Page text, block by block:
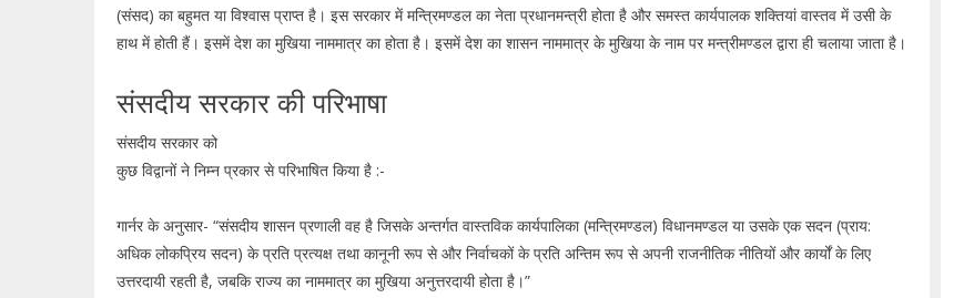
(संसद) का बहुमत या विश्वास प्राप्त है। इस सरकार में मन्त्रिमण्डल का नेता प्रधानमन्त्री होता है और समस्त कार्यपालक शक्तियां वास्तव में उसी के
हाथ में होती हैं। इसमें देश का मुखिया नाममात्र का होता है। इसमें देश का शासन नाममात्र के मुखिया के नाम पर मन्त्रीमण्डल द्वारा ही चलाया जाता है।
संसदीय सरकार की परिभाषा
संसदीय सरकार को
कुछ विद्वानों ने निम्न प्रकार से परिभाषित किया है :-
गार्नर के अनुसार- “संसदीय शासन प्रणाली वह है जिसके अन्तर्गत वास्तविक कार्यपालिका (मन्त्रिमण्डल) विधानमण्डल या उसके एक सदन (प्राय:
अधिक लोकप्रिय सदन) के प्रति प्रत्यक्ष तथा कानूनी रूप से और निर्वाचकों के प्रति अन्तिम रूप से अपनी राजनीतिक नीतियों और कार्यों के लिए
उत्तरदायी रहती है, जबकि राज्य का नाममात्र का मुखिया अनुत्तरदायी होता है।”